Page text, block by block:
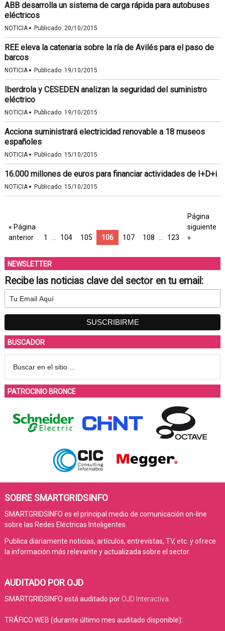
ABB desarrolla un sistema de carga rápida para autobuses
eléctricos
NOTICIA· Publicado: 20/10/2015
REE eleva la catenaria sobre la ría de Avilés para el paso de
barcos
NOTICIA· Publicado: 19/10/2015
Iberdrola y CESEDEN analizan la seguridad del suministro
eléctrico
NOTICIA· Publicado: 19/10/2015
Acciona suministrará electricidad renovable a 18 museos
españoles
NOTICIA· Publicado: 15/10/2015
16.000 millones de euros para financiar actividades de I+D+i
NOTICIA· Publicado: 15/10/2015
« Página
anterior
1 104 105 106 107 108 123
Página
siguiente
»
NEWSLETTER
Recibe las noticias clave del sector en tu email:
BUSCADOR
PATROCINIO BRONCE
SOBRE SMARTGRIDSINFO
SMARTGRIDSINFO es el principal medio de comunicación on-line
sobre las Redes Eléctricas Inteligentes.
Publica diariamente noticias, artículos, entrevistas, TV, etc. y ofrece
la información más relevante y actualizada sobre el sector.
AUDITADO POR OJD
SMARTGRIDSINFO está auditado por OJD Interactiva
TRÁFICO WEB (durante último mes auditado disponible):